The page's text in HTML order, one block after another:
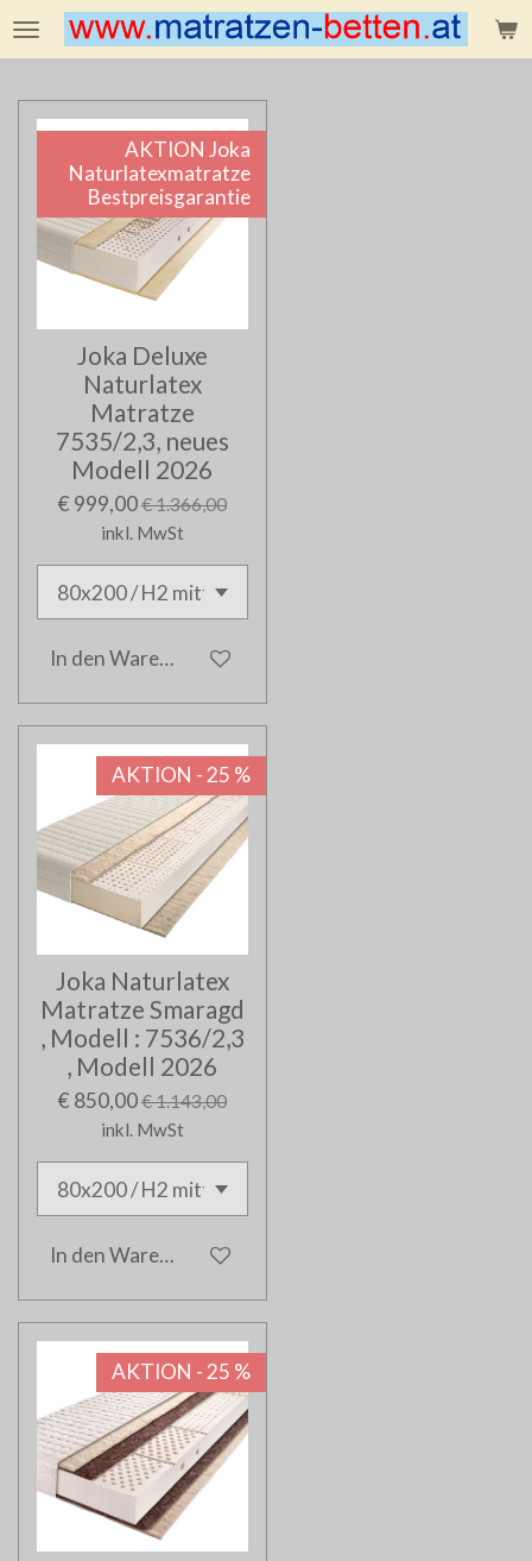
Zum
Hauptinhalt
AKTION Joka
Naturlatexmatratze
Bestpreisgarantie
Joka Deluxe
Naturlatex
Matratze
7535/2,3, neues
Modell 2026
€ 999,00€ 1.366,00
inkl. MwSt
In den Warenkorb
AKTION - 25 %
Joka Naturlatex
Matratze Smaragd
, Modell : 7536/2,3
, Modell 2026
€ 850,00€ 1.143,00
inkl. MwSt
In den Warenkorb
AKTION - 25 %